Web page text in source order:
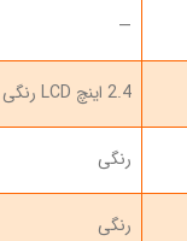
—
2.4 اینچ LCD رنگی
رنگی
رنگی